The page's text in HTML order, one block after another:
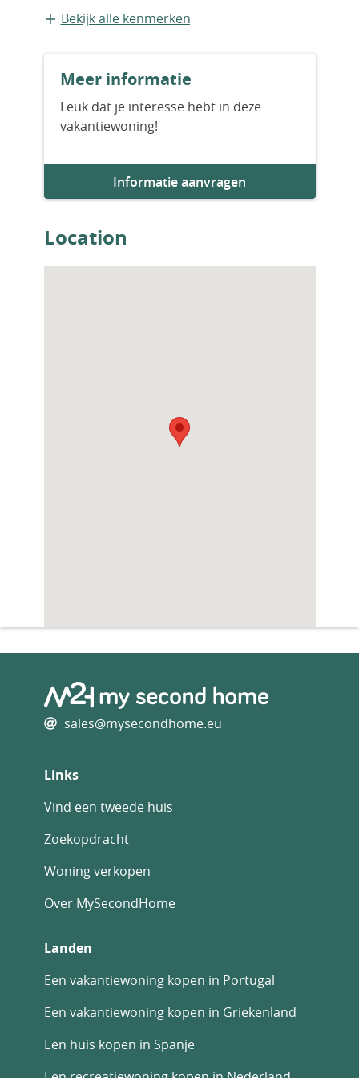
gecentraliseerd klimaatbeheersingssysteem,
slaapkamers en elektrische vloerverwarming
in de badkamers. AGP-00348
Appartement
Bestaande bouw
Bouwjaar
Aantal slaapkamers
Aantal badkamers
Bekijk alle kenmerken
Meer informatie
Leuk dat je interesse hebt in deze
vakantiewoning!
Informatie aanvragen
Location
sales@mysecondhome.eu
Links
Vind een tweede huis
Zoekopdracht
Woning verkopen
Over MySecondHome
Landen
Een vakantiewoning kopen in Portugal
Een vakantiewoning kopen in Griekenland
Een huis kopen in Spanje